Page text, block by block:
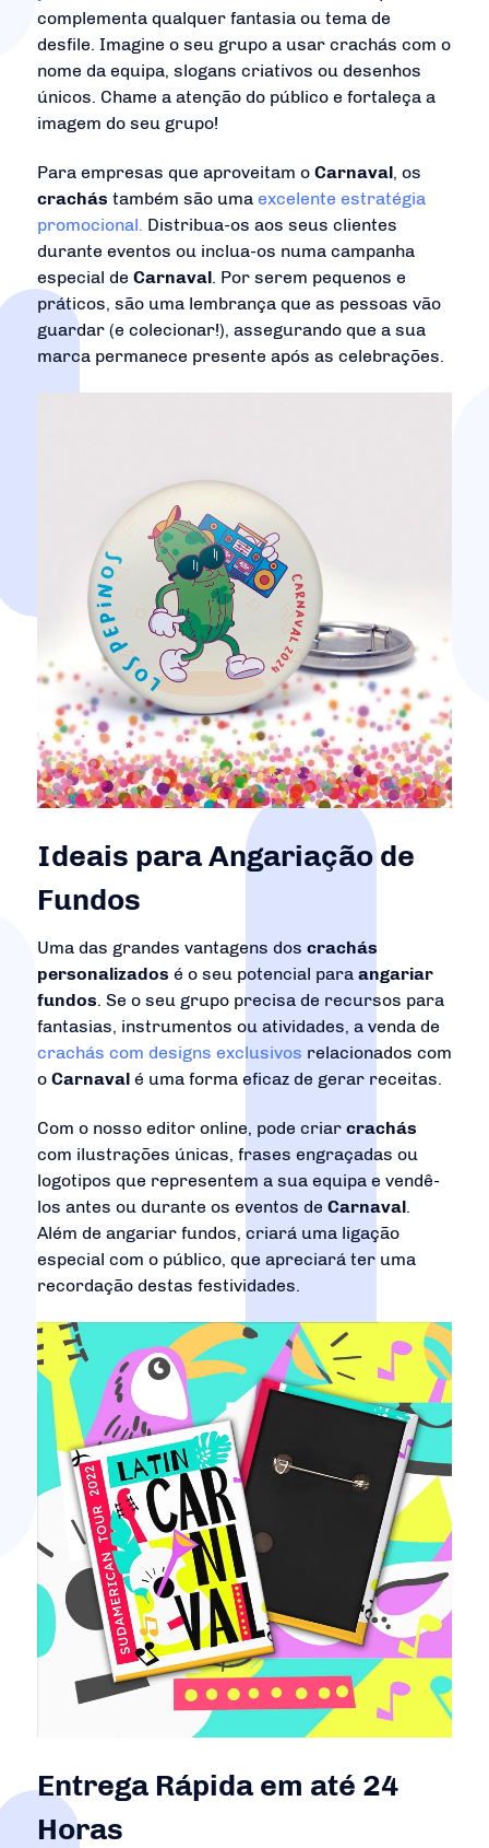
complementa qualquer fantasia ou tema de
desfile. Imagine o seu grupo a usar crachás com o
nome da equipa, slogans criativos ou desenhos
únicos. Chame a atenção do público e fortaleça a
imagem do seu grupo!
Para empresas que aproveitam o Carnaval, os
crachás também são uma excelente estratégia
promocional. Distribua-os aos seus clientes
durante eventos ou inclua-os numa campanha
especial de Carnaval. Por serem pequenos e
práticos, são uma lembrança que as pessoas vão
guardar (e colecionar!), assegurando que a sua
marca permanece presente após as celebrações.
Ideais para Angariação de
Fundos
Uma das grandes vantagens dos crachás
personalizados é o seu potencial para angariar
fundos. Se o seu grupo precisa de recursos para
fantasias, instrumentos ou atividades, a venda de
crachás com designs exclusivos relacionados com
o Carnaval é uma forma eficaz de gerar receitas.
Com o nosso editor online, pode criar crachás
com ilustrações únicas, frases engraçadas ou
logotipos que representem a sua equipa e vendê-
los antes ou durante os eventos de Carnaval.
Além de angariar fundos, criará uma ligação
especial com o público, que apreciará ter uma
recordação destas festividades.
Entrega Rápida em até 24
Horas